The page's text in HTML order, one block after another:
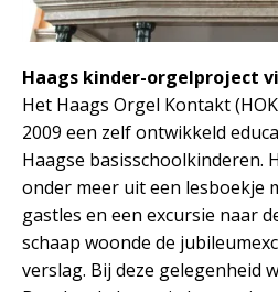
Haags kinder-orgelproject
Het Haags Orgel Kontakt
2009 een zelf ontwikkeld
Haagse basisschoolkinderen.
onder meer uit een lesboekje
gastles en een excursie naar
schaap woonde de
verslag. Bij deze gelegenheid